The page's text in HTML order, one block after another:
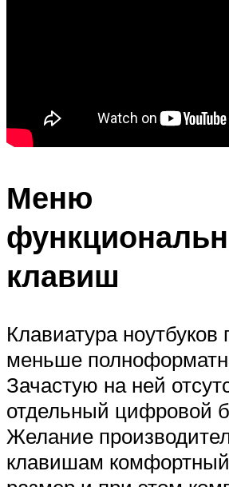
Меню
клавиш
Клавиатура ноутбуков
меньше
Зачастую на ней
отдельный цифровой
Желание
клавишам